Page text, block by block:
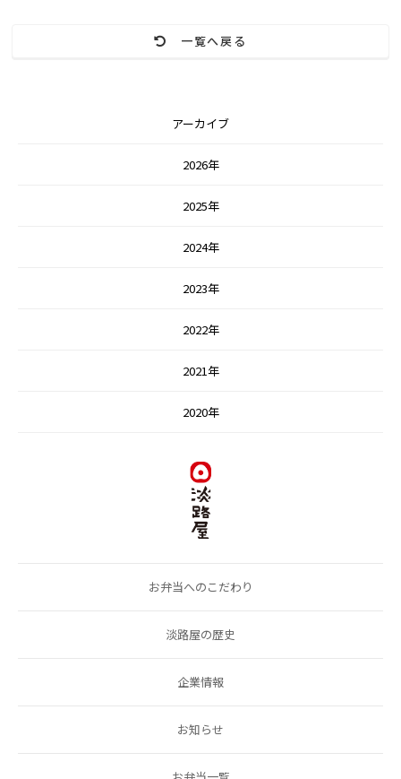
一覧へ戻る
アーカイブ
2026年
2025年
2024年
2023年
2022年
2021年
2020年
お弁当へのこだわり
淡路屋の歴史
企業情報
お知らせ